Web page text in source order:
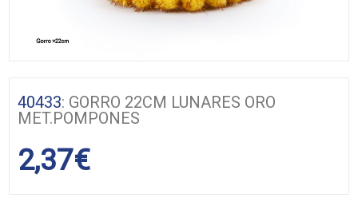
40433: GORRO 22CM LUNARES ORO
MET.POMPONES
2,37€